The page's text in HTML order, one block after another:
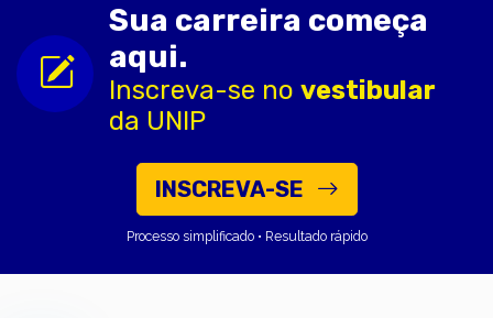
Sua carreira começa
aqui.
Inscreva-se no vestibular
da UNIP
INSCREVA-SE
Processo simplificado • Resultado rápido